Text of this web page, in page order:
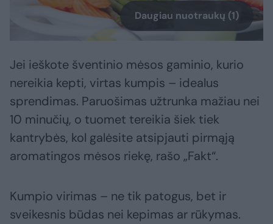
Daugiau nuotraukų (1)
Jei ieškote šventinio mėsos gaminio, kurio
nereikia kepti, virtas kumpis – idealus
sprendimas. Paruošimas užtrunka mažiau nei
10 minučių, o tuomet tereikia šiek tiek
kantrybės, kol galėsite atsipjauti pirmąją
aromatingos mėsos riekę, rašo „Fakt“.
Kumpio virimas – ne tik patogus, bet ir
sveikesnis būdas nei kepimas ar rūkymas.